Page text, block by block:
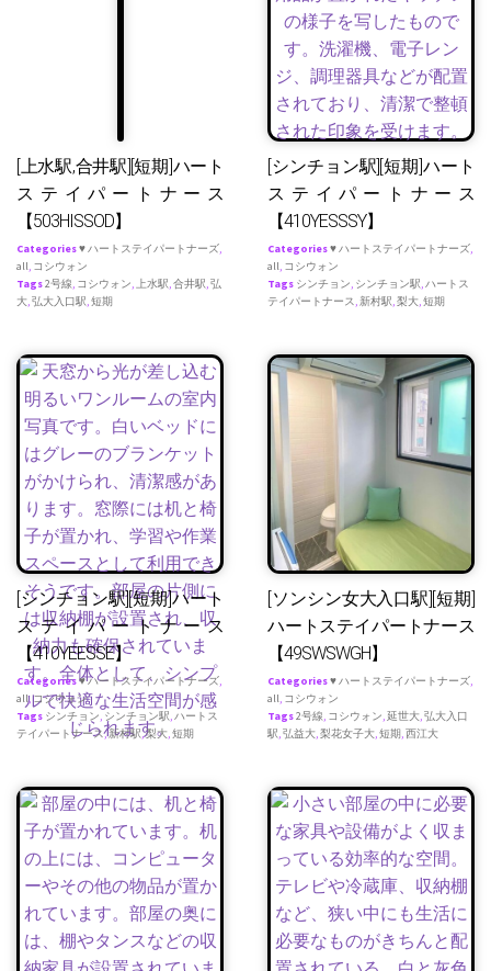
[上水駅,合井駅][短期]ハート
ステイパートナース
【503HISSOD】
Categories♥ ハートステイパートナーズ,
all, コシウォン
Tags2号線, コシウォン, 上水駅,合井駅,弘
大,弘大入口駅,短期
[シンチョン駅][短期]ハート
ステイパートナース
【410YESSSY】
Categories♥ ハートステイパートナーズ,
all, コシウォン
Tags シンチョン, シンチョン駅,ハートス
テイパートナース,新村駅,梨大,短期
[シンチョン駅][短期]ハート
ステイパートナース
【410YEESSE】
Categories♥ ハートステイパートナーズ,
all,コシウォン
Tags シンチョン, シンチョン駅,ハートス
テイパートナース,新村駅,梨大,短期
[ソンシン女大入口駅][短期]
ハートステイパートナース
【49SWSWGH】
Categories♥ ハートステイパートナーズ,
all, コシウォン
Tags2号線, コシウォン,延世大,弘大入口
駅,弘益大,梨花女子大,短期,西江大